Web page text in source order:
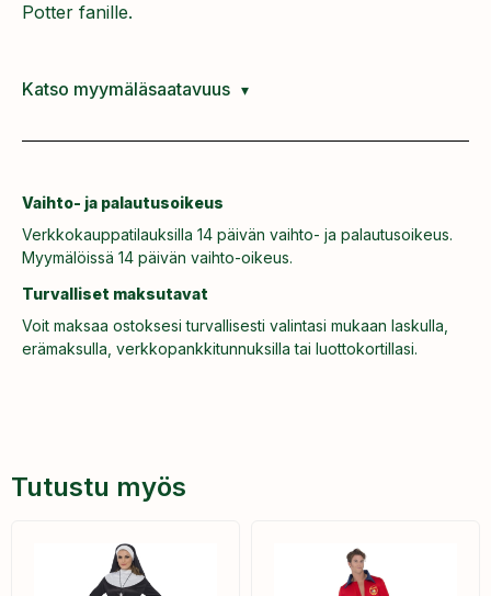
Potter fanille.
Katso myymäläsaatavuus
Vaihto- ja palautusoikeus
Verkkokauppatilauksilla 14 päivän vaihto- ja palautusoikeus.
Myymälöissä 14 päivän vaihto-oikeus.
Turvalliset maksutavat
Voit maksaa ostoksesi turvallisesti valintasi mukaan laskulla,
erämaksulla, verkkopankkitunnuksilla tai luottokortillasi.
Tutustu myös